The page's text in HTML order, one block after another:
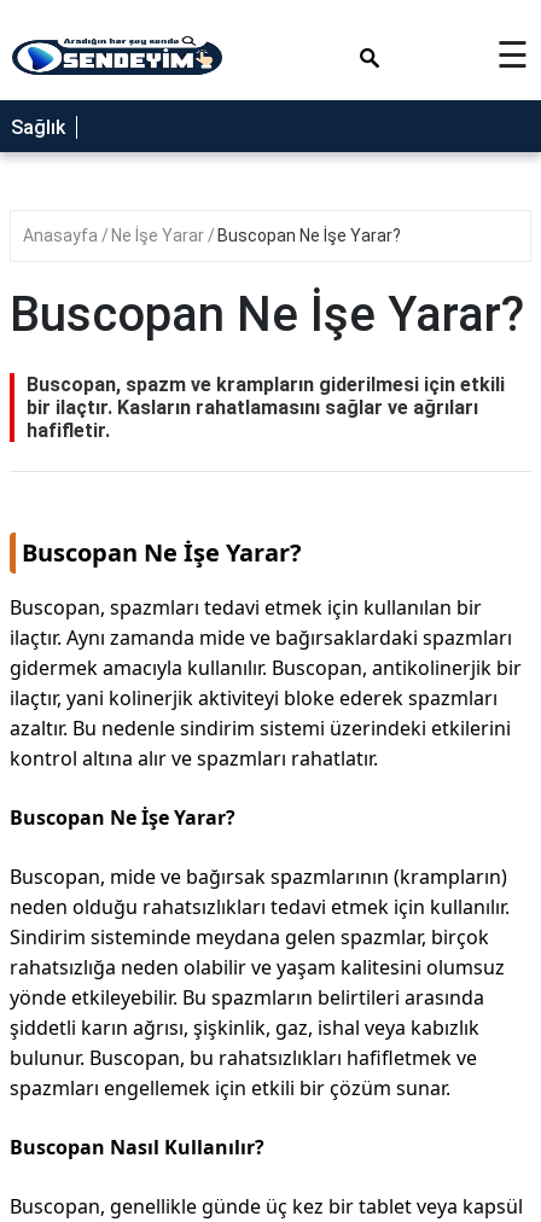
SAĞLIK
NEDİR
YEMEK
RÜYA
GEZİLECEK
YERLER
☰
Sağlık
Anasayfa Ne İşe Yarar Buscopan Ne İşe Yarar?
Buscopan Ne İşe Yarar?
Buscopan, spazm ve krampların giderilmesi için etkili
bir ilaçtır. Kasların rahatlamasını sağlar ve ağrıları
hafifletir.
Buscopan Ne İşe Yarar?
Buscopan, spazmları tedavi etmek için kullanılan bir
ilaçtır. Aynı zamanda mide ve bağırsaklardaki spazmları
gidermek amacıyla kullanılır. Buscopan, antikolinerjik bir
ilaçtır, yani kolinerjik aktiviteyi bloke ederek spazmları
azaltır. Bu nedenle sindirim sistemi üzerindeki etkilerini
kontrol altına alır ve spazmları rahatlatır.
Buscopan Ne İşe Yarar?
Buscopan, mide ve bağırsak spazmlarının (krampların)
neden olduğu rahatsızlıkları tedavi etmek için kullanılır.
Sindirim sisteminde meydana gelen spazmlar, birçok
rahatsızlığa neden olabilir ve yaşam kalitesini olumsuz
yönde etkileyebilir. Bu spazmların belirtileri arasında
şiddetli karın ağrısı, şişkinlik, gaz, ishal veya kabızlık
bulunur. Buscopan, bu rahatsızlıkları hafifletmek ve
spazmları engellemek için etkili bir çözüm sunar.
Buscopan Nasıl Kullanılır?
Buscopan, genellikle günde üç kez bir tablet veya kapsül